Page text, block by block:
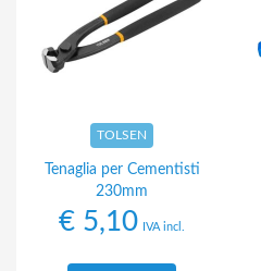
TOLSEN
Tenaglia per Cementisti
230mm
€ 5,10 IVA incl.